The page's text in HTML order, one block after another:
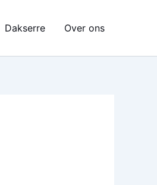
Dakserre Over ons